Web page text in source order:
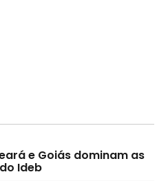
e Goiás dominam as
Ideb